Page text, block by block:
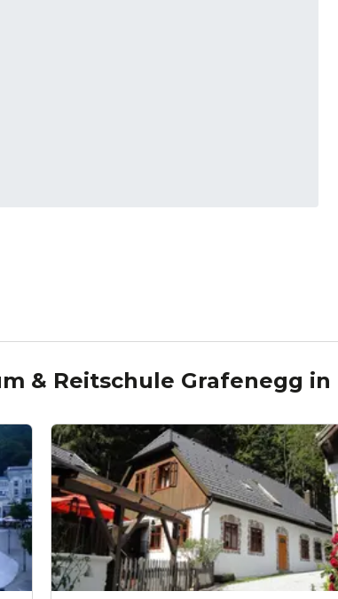
& Reitschule Grafenegg in